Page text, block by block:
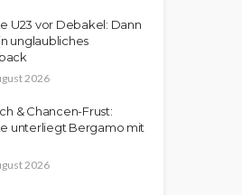
U23 vor Debakel: Dann
unglaubliches
2026
& Chancen-Frust:
unterliegt Bergamo mit
2026